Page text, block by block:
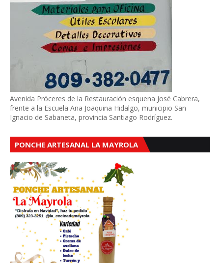
Avenida Próceres de la Restauración esquena José Cabrera,
frente a la Escuela Ana Joaquina Hidalgo, municipio San
Ignacio de Sabaneta, provincia Santiago Rodríguez.
PONCHE ARTESANAL LA MAYROLA